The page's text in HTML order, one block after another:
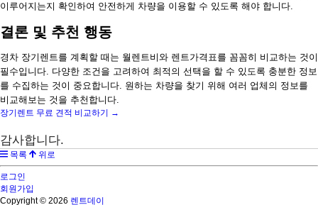
이루어지는지 확인하여 안전하게 차량을 이용할 수 있도록 해야 합니다.
결론 및 추천 행동
경차 장기렌트를 계획할 때는 월렌트비와 렌트가격표를 꼼꼼히 비교하는 것이
필수입니다. 다양한 조건을 고려하여 최적의 선택을 할 수 있도록 충분한 정보
를 수집하는 것이 중요합니다. 원하는 차량을 찾기 위해 여러 업체의 정보를
비교해보는 것을 추천합니다.
장기렌트 무료 견적 비교하기 →
감사합니다.
목록 위로
로그인
회원가입
Copyright © 2026 렌트데이